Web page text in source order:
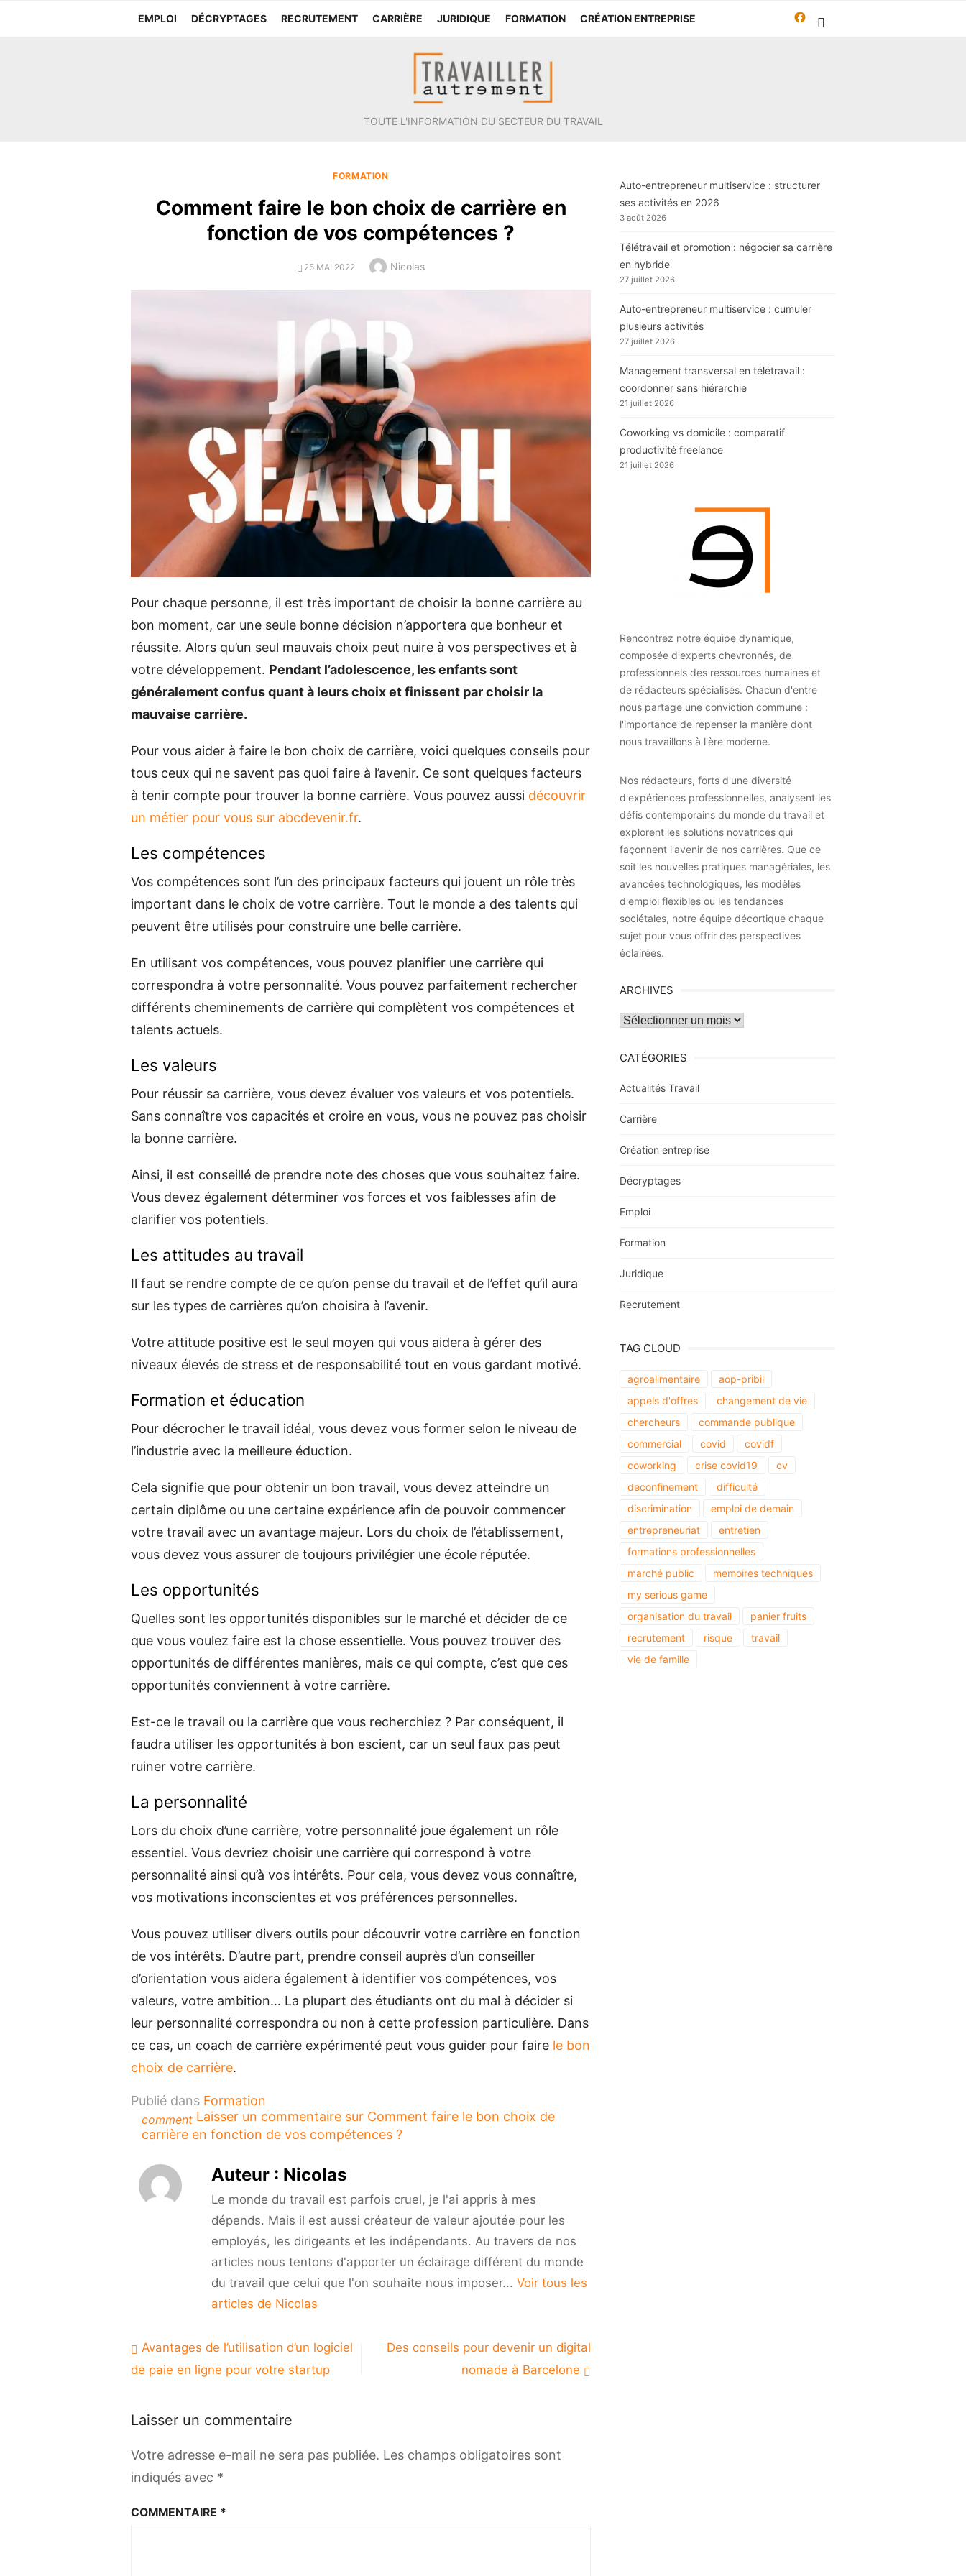
EMPLOI DÉCRYPTAGES RECRUTEMENT CARRIÈRE JURIDIQUE FORMATION CRÉATION ENTREPRISE
Travailleur-
TOUTE L'INFORMATION DU SECTEUR DU TRAVAIL
FORMATION
Comment faire le bon choix de carrière en
fonction de vos compétences ?
POSTED
25 MAI 2022 Author
Nicolas
Pour chaque personne, il est très important de choisir la bonne carrière au
bon moment, car une seule bonne décision n’apportera que bonheur et
réussite. Alors qu’un seul mauvais choix peut nuire à vos perspectives et à
votre développement. Pendant l’adolescence, les enfants sont
généralement confus quant à leurs choix et finissent par choisir la
mauvaise carrière.
Pour vous aider à faire le bon choix de carrière, voici quelques conseils pour
tous ceux qui ne savent pas quoi faire à l’avenir. Ce sont quelques facteurs
à tenir compte pour trouver la bonne carrière. Vous pouvez aussi découvrir
un métier pour vous sur abcdevenir.fr.
Les compétences
Vos compétences sont l’un des principaux facteurs qui jouent un rôle très
important dans le choix de votre carrière. Tout le monde a des talents qui
peuvent être utilisés pour construire une belle carrière.
En utilisant vos compétences, vous pouvez planifier une carrière qui
correspondra à votre personnalité. Vous pouvez parfaitement rechercher
différents cheminements de carrière qui complètent vos compétences et
talents actuels.
Les valeurs
Pour réussir sa carrière, vous devez évaluer vos valeurs et vos potentiels.
Sans connaître vos capacités et croire en vous, vous ne pouvez pas choisir
la bonne carrière.
Ainsi, il est conseillé de prendre note des choses que vous souhaitez faire.
Vous devez également déterminer vos forces et vos faiblesses afin de
clarifier vos potentiels.
Les attitudes au travail
Il faut se rendre compte de ce qu’on pense du travail et de l’effet qu’il aura
sur les types de carrières qu’on choisira à l’avenir.
Votre attitude positive est le seul moyen qui vous aidera à gérer des
niveaux élevés de stress et de responsabilité tout en vous gardant motivé.
Formation et éducation
Pour décrocher le travail idéal, vous devez vous former selon le niveau de
l’industrie avec la meilleure éduction.
Cela signifie que pour obtenir un bon travail, vous devez atteindre un
certain diplôme ou une certaine expérience afin de pouvoir commencer
votre travail avec un avantage majeur. Lors du choix de l’établissement,
vous devez vous assurer de toujours privilégier une école réputée.
Les opportunités
Quelles sont les opportunités disponibles sur le marché et décider de ce
que vous voulez faire est la chose essentielle. Vous pouvez trouver des
opportunités de différentes manières, mais ce qui compte, c’est que ces
opportunités conviennent à votre carrière.
Est-ce le travail ou la carrière que vous recherchiez ? Par conséquent, il
faudra utiliser les opportunités à bon escient, car un seul faux pas peut
ruiner votre carrière.
La personnalité
Lors du choix d’une carrière, votre personnalité joue également un rôle
essentiel. Vous devriez choisir une carrière qui correspond à votre
personnalité ainsi qu’à vos intérêts. Pour cela, vous devez vous connaître,
vos motivations inconscientes et vos préférences personnelles.
Vous pouvez utiliser divers outils pour découvrir votre carrière en fonction
de vos intérêts. D’autre part, prendre conseil auprès d’un conseiller
d’orientation vous aidera également à identifier vos compétences, vos
valeurs, votre ambition… La plupart des étudiants ont du mal à décider si
leur personnalité correspondra ou non à cette profession particulière. Dans
ce cas, un coach de carrière expérimenté peut vous guider pour faire le bon
choix de carrière.
Publié dans Formation
comment Laisser un commentaire sur Comment faire le bon choix de
carrière en fonction de vos compétences ?
Auteur : Nicolas
Le monde du travail est parfois cruel, je l'ai appris à mes
dépends. Mais il est aussi créateur de valeur ajoutée pour les
employés, les dirigeants et les indépendants. Au travers de nos
articles nous tentons d'apporter un éclairage différent du monde
du travail que celui que l'on souhaite nous imposer... Voir tous les
articles de Nicolas
Navigation
de
Avantages de l’utilisation d’un logiciel
de paie en ligne pour votre startup
Des conseils pour devenir un digital
nomade à Barcelone
Laisser un commentaire
Votre adresse e-mail ne sera pas publiée. Les champs obligatoires sont
indiqués avec *
COMMENTAIRE *
Auto-entrepreneur multiservice : structurer
ses activités en 2026
3 août 2026
Télétravail et promotion : négocier sa carrière
en hybride
27 juillet 2026
Auto-entrepreneur multiservice : cumuler
plusieurs activités
27 juillet 2026
Management transversal en télétravail :
coordonner sans hiérarchie
21 juillet 2026
Coworking vs domicile : comparatif
productivité freelance
21 juillet 2026
Rencontrez notre équipe dynamique,
composée d'experts chevronnés, de
professionnels des ressources humaines et
de rédacteurs spécialisés. Chacun d'entre
nous partage une conviction commune :
l'importance de repenser la manière dont
nous travaillons à l'ère moderne.
Nos rédacteurs, forts d'une diversité
d'expériences professionnelles, analysent les
défis contemporains du monde du travail et
explorent les solutions novatrices qui
façonnent l'avenir de nos carrières. Que ce
soit les nouvelles pratiques managériales, les
avancées technologiques, les modèles
d'emploi flexibles ou les tendances
sociétales, notre équipe décortique chaque
sujet pour vous offrir des perspectives
éclairées.
ARCHIVES
Archives
CATÉGORIES
Actualités Travail
Carrière
Création entreprise
Décryptages
Emploi
Formation
Juridique
Recrutement
TAG CLOUD
agroalimentaire
aop-pribil
appels d'offres
changement de vie
chercheurs
commande publique
commercial
covid
covidf
coworking
crise covid19
cv
deconfinement
difficulté
discrimination
emploi de demain
entrepreneuriat
entretien
formations professionnelles
marché public
memoires techniques
my serious game
organisation du travail
panier fruits
recrutement
risque
travail
vie de famille